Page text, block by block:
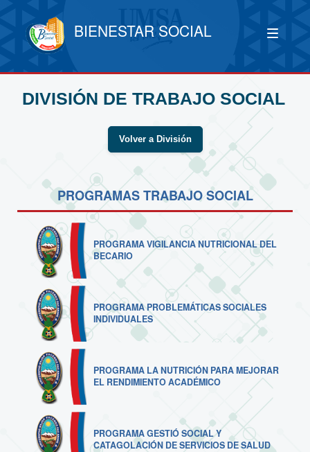
BIENESTAR SOCIAL
DIVISIÓN DE TRABAJO SOCIAL
Volver a División
PROGRAMAS TRABAJO SOCIAL
PROGRAMA VIGILANCIA NUTRICIONAL DEL
BECARIO
PROGRAMA PROBLEMÁTICAS SOCIALES
INDIVIDUALES
PROGRAMA LA NUTRICIÓN PARA MEJORAR
EL RENDIMIENTO ACADÉMICO
PROGRAMA GESTIÓ SOCIAL Y
CATAGOLACIÓN DE SERVICIOS DE SALUD